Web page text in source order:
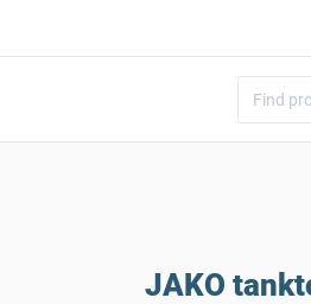
JAKO